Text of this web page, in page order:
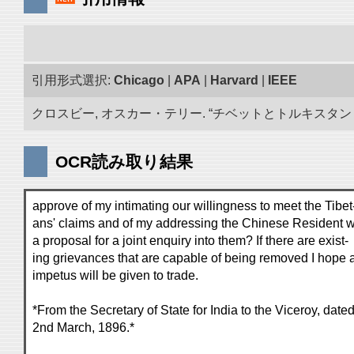
引用形式選択: Chicago APA Harvard IEEE
クロスビー, オスカー・テリー. “チベットとトルキスタ
OCR読み取り結果
approve of my intimating our willingness to meet the
ans' claims and of my addressing the Chinese Resident
a proposal for a joint enquiry into them? If there are exist-
ing grievances that are capable of being removed I hope
impetus will be given to trade.
*From the Secretary of State for India to the Viceroy, dated
2nd March, 1896.*